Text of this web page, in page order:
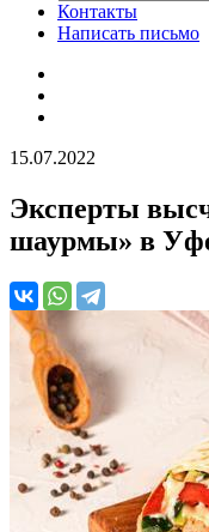
Контакты
Написать письмо
15.07.2022
Эксперты
шаурмы» в